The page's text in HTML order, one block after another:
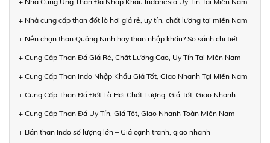
+ Nhà cung cấp than đốt lò hơi giá rẻ, uy tín, chất lượng tại miền Nam
+ Nên chọn than Quảng Ninh hay than nhập khẩu? So sánh chi tiết
+ Cung Cấp Than Đá Giá Rẻ, Chất Lượng Cao, Uy Tín Tại Miền Nam
+ Cung Cấp Than Indo Nhập Khẩu Giá Tốt, Giao Nhanh Tại Miền Nam
+ Cung Cấp Than Đá Đốt Lò Hơi Chất Lượng, Giá Tốt, Giao Nhanh
+ Cung Cấp Than Đá Uy Tín, Giá Tốt, Giao Nhanh Toàn Miền Nam
+ Bán than Indo số lượng lớn – Giá cạnh tranh, giao nhanh